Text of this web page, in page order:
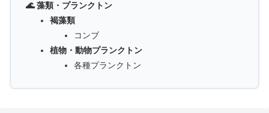
🌊 藻類・プランクトン
褐藻類
コンブ
植物・動物プランクトン
各種プランクトン